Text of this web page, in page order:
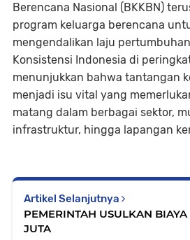
Berencana Nasional (BKKBN)
program keluarga berencana
mengendalikan laju
Konsistensi Indonesia di
menunjukkan bahwa tantangan
menjadi isu vital yang
matang dalam berbagai sektor,
infrastruktur, hingga lapangan
Artikel Selanjutnya
PEMERINTAH USULKAN
JUTA